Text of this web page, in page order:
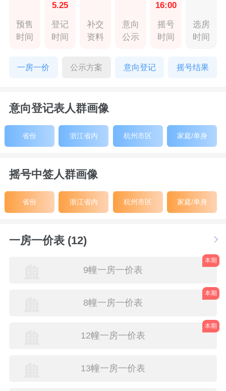
预售
时间
5.25
登记
时间
补交
资料
意向
公示
16:00
摇号
时间
选房
时间
一房一价 公示方案 意向登记 摇号结果
意向登记表人群画像
省份 浙江省内 杭州市区 家庭/单身
摇号中签人群画像
省份 浙江省内 杭州市区 家庭/单身
一房一价表 (12)
9幢一房一价表
本期
8幢一房一价表
本期
12幢一房一价表
本期
13幢一房一价表